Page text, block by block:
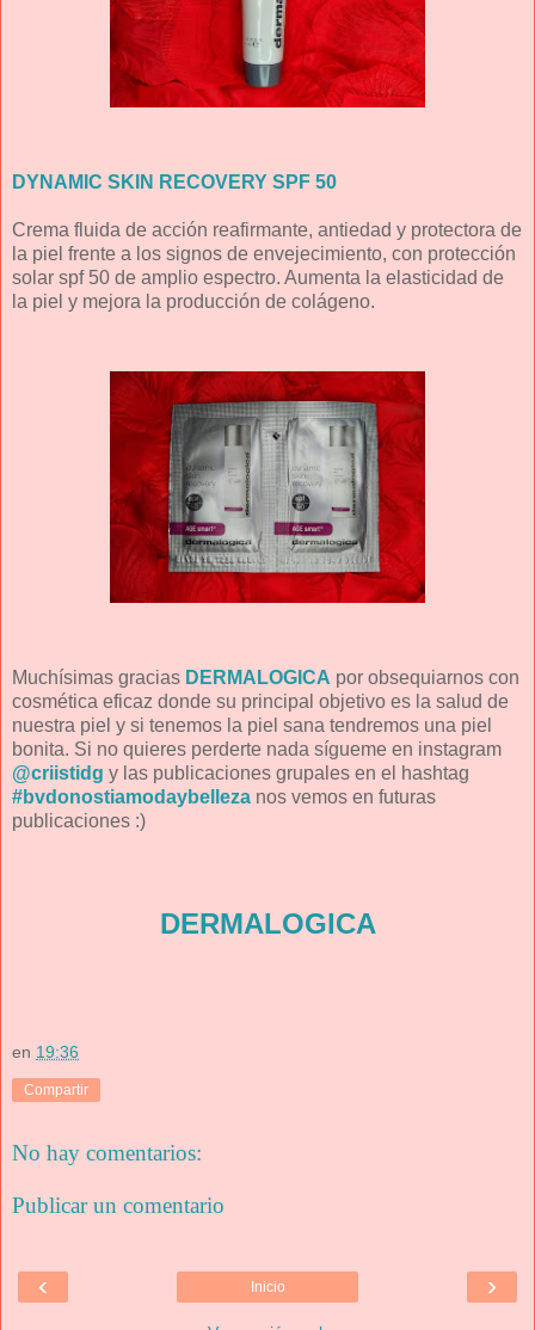
DYNAMIC SKIN RECOVERY SPF 50
Crema fluida de acción reafirmante, antiedad y protectora de
la piel frente a los signos de envejecimiento, con protección
solar spf 50 de amplio espectro. Aumenta la elasticidad de
la piel y mejora la producción de colágeno.
Muchísimas gracias DERMALOGICA por obsequiarnos con
cosmética eficaz donde su principal objetivo es la salud de
nuestra piel y si tenemos la piel sana tendremos una piel
bonita. Si no quieres perderte nada sígueme en instagram
@criistidg y las publicaciones grupales en el hashtag
#bvdonostiamodaybelleza nos vemos en futuras
publicaciones :)
DERMALOGICA
en 19:36
Compartir
No hay comentarios:
Publicar un comentario
‹ ›
Inicio